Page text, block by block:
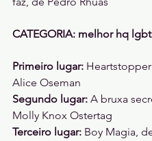
CATEGORIA: melhor hq lgbt
Primeiro lugar:
Alice Oseman
Segundo lugar: A bruxa
Molly Knox Ostertag
Terceiro lugar: Boy Magia,